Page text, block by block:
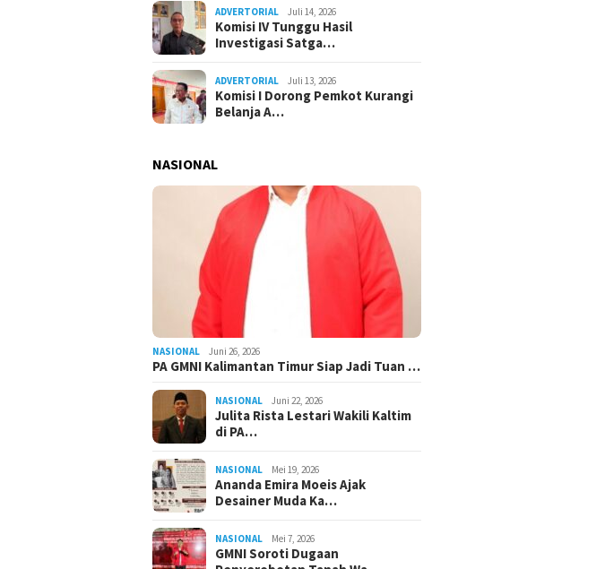
ADVERTORIAL Juli 14, 2026
Komisi IV Tunggu Hasil
Investigasi Satga…
ADVERTORIAL Juli 13, 2026
Komisi I Dorong Pemkot Kurangi
Belanja A…
NASIONAL
NASIONAL Juni 26, 2026
PA GMNI Kalimantan Timur Siap Jadi Tuan …
NASIONAL Juni 22, 2026
Julita Rista Lestari Wakili Kaltim
di PA…
NASIONAL Mei 19, 2026
Ananda Emira Moeis Ajak
Desainer Muda Ka…
NASIONAL Mei 7, 2026
GMNI Soroti Dugaan